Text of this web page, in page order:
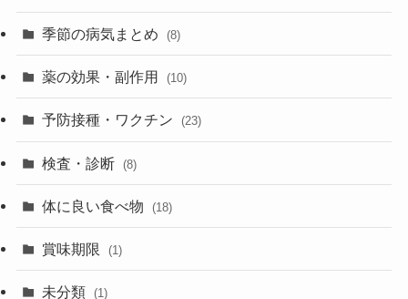
季節の病気まとめ (8)
薬の効果・副作用 (10)
予防接種・ワクチン (23)
検査・診断 (8)
体に良い食べ物 (18)
賞味期限 (1)
未分類 (1)